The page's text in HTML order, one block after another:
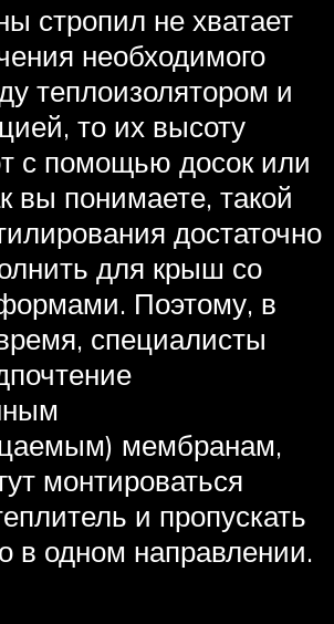
стропил не хватает
необходимого
теплоизолятором и
то их высоту
с помощью досок или
вы понимаете, такой
достаточно
для крыш со
Поэтому, в
специалисты
мембранам,
монтироваться
и пропускать
в одном направлении.